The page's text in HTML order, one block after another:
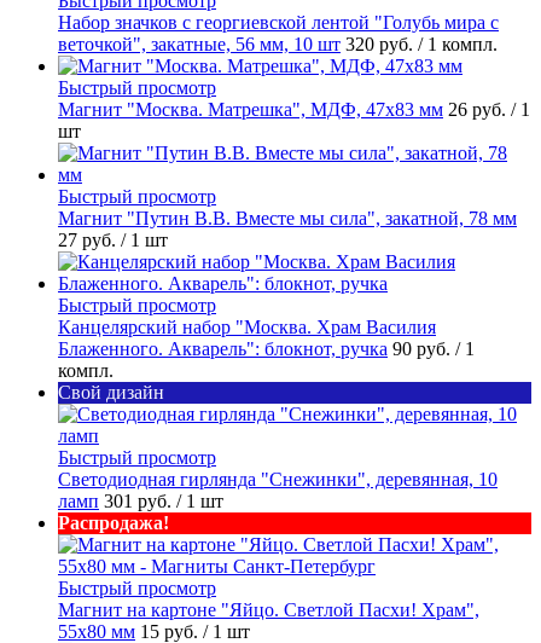
Набор значков с георгиевской лентой "Голубь мира с
веточкой", закатные, 56 мм, 10 шт 320 руб. / 1 компл.
Быстрый просмотр
Магнит "Москва. Матрешка", МДФ, 47х83 мм 26 руб. / 1
шт
Быстрый просмотр
Магнит "Путин В.В. Вместе мы сила", закатной, 78 мм
27 руб. / 1 шт
Быстрый просмотр
Канцелярский набор "Москва. Храм Василия
Блаженного. Акварель": блокнот, ручка 90 руб. / 1
компл.
Свой дизайн
Быстрый просмотр
Светодиодная гирлянда "Снежинки", деревянная, 10
ламп 301 руб. / 1 шт
Распродажа!
Быстрый просмотр
Магнит на картоне "Яйцо. Светлой Пасхи! Храм",
55х80 мм 15 руб. / 1 шт